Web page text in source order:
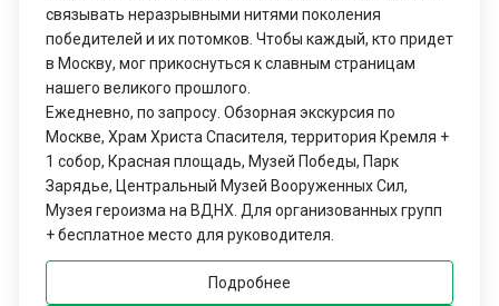
Вы можете выбрать любое время года для организации
поездки . Москва - прекрасный город, который можно
посещать в любое время года.
Зимой здесь можно насладиться снежными пейзажами и
поучаствовать в зимних развлечениях, таких как катание на
коньках .
Весной Москва расцветает и становится особенно красивой
благодаря пышному цветению деревьев и кустарников.
Летом в Москве можно наслаждаться прогулками по паркам
и поездкам на велосипеде, а также посещать различные
фестивали и концерты под открытым небом. Осень -
связывать неразрывными нитями поколения
победителей и их потомков. Чтобы каждый, кто придет
в Москву, мог прикоснуться к славным страницам
нашего великого прошлого.
Ежедневно, по запросу. Обзорная экскурсия по
Москве, Храм Христа Спасителя, территория Кремля +
1 собор, Красная площадь, Музей Победы, Парк
Зарядье, Центральный Музей Вооруженных Сил,
Музея героизма на ВДНХ. Для организованных групп
+ бесплатное место для руководителя.
Подробнее